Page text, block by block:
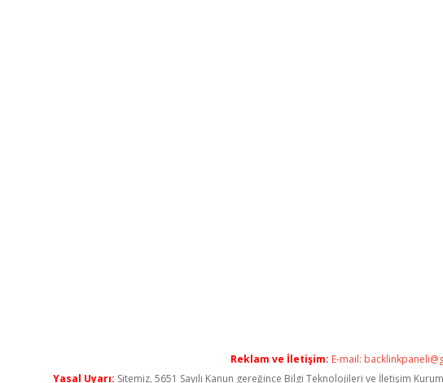
Reklam ve İletişim: E-mail:
Yasal Uyarı: Sitemiz, 5651 Sayılı Kanun gereğince Bilgi Teknolojileri ve İletişim